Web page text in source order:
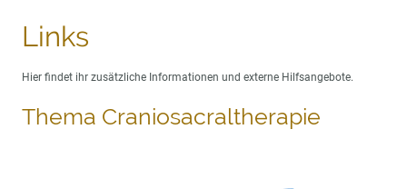
Links
Hier findet ihr zusätzliche Informationen und externe Hilfsangebote.
Thema Craniosacraltherapie